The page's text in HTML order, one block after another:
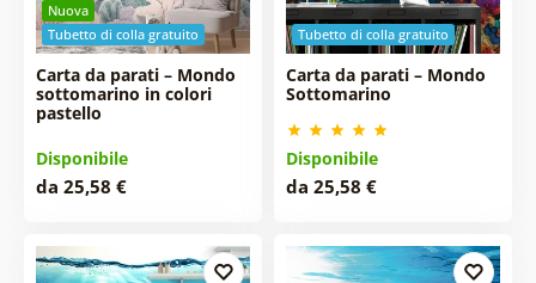
Nuova
Tubetto di colla gratuito
Carta da parati – Mondo
sottomarino in colori
pastello
Disponibile
da 25,58 €
Tubetto di colla gratuito
Carta da parati – Mondo
Sottomarino
Disponibile
da 25,58 €